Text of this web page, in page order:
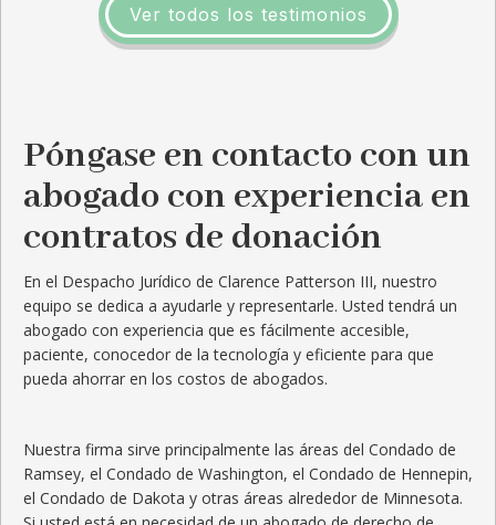
Ver todos los testimonios
Póngase en contacto con un
abogado con experiencia en
contratos de donación
En el Despacho Jurídico de Clarence Patterson III, nuestro
equipo se dedica a ayudarle y representarle. Usted tendrá un
abogado con experiencia que es fácilmente accesible,
paciente, conocedor de la tecnología y eficiente para que
pueda ahorrar en los costos de abogados.
Nuestra firma sirve principalmente las áreas del Condado de
Ramsey, el Condado de Washington, el Condado de Hennepin,
el Condado de Dakota y otras áreas alrededor de Minnesota.